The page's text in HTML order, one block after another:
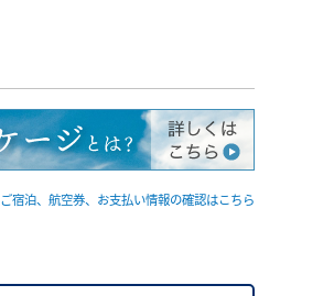
ご宿泊、航空券、お支払い情報の確認はこちら